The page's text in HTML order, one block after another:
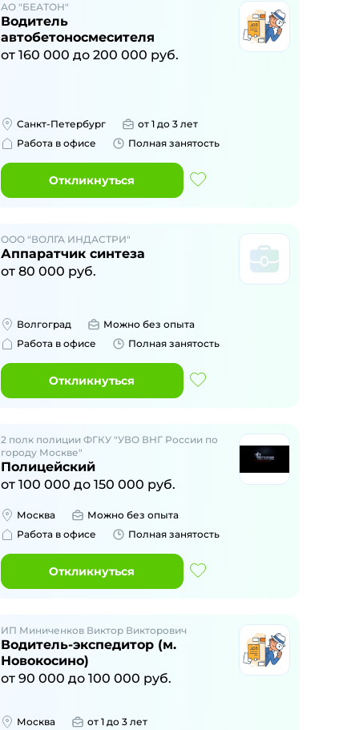
АО "БЕАТОН"
Водитель
автобетоносмесителя
от 160 000 до 200 000 руб.
Санкт-Петербург
от 1 до 3 лет
Работа в офисе
Полная занятость
Откликнуться
ООО "ВОЛГА ИНДАСТРИ"
Аппаратчик синтеза
от 80 000 руб.
Волгоград
Можно без опыта
Работа в офисе
Полная занятость
Откликнуться
2 полк полиции ФГКУ "УВО ВНГ России по
городу Москве"
Полицейский
от 100 000 до 150 000 руб.
Москва
Можно без опыта
Работа в офисе
Полная занятость
Откликнуться
ИП Миниченков Виктор Викторович
Водитель-экспедитор (м.
Новокосино)
от 90 000 до 100 000 руб.
Москва
от 1 до 3 лет